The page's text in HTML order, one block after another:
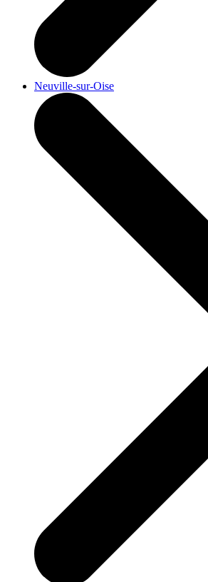
Neuville-sur-Oise